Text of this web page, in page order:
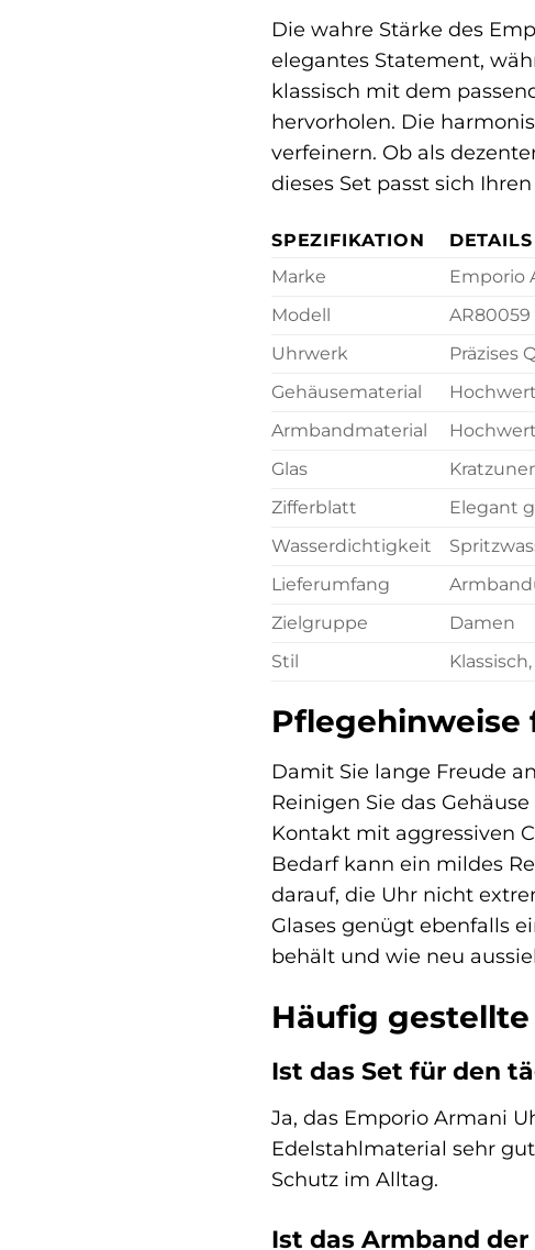
Die wahre Stärke des
elegantes Statement,
klassisch mit dem
hervorholen. Die
verfeinern. Ob als
dieses Set passt sich
SPEZIFIKATION
DETAILS
Marke
Emporio
Modell
AR80059
Uhrwerk
Präzises
Gehäusematerial
Armbandmaterial
Glas
Zifferblatt
Elegant
Wasserdichtigkeit
Lieferumfang
Zielgruppe
Damen
Stil
Pflegehinweise
Damit Sie lange Freude
Reinigen Sie das
Kontakt mit aggressiven
Bedarf kann ein mildes
darauf, die Uhr nicht
Glases genügt ebenfalls
behält und wie neu
Häufig gestellte
Ist das Set für den
Ja, das Emporio Armani
Edelstahlmaterial sehr
Schutz im Alltag.
Ist das Armband